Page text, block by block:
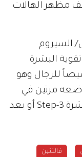
مظهر الهالات
السيروم
البشرة
للرجال وهو
ضعه مرتين في
اليوم بعد النظام الثلاثي للعناية بالبشرة 3-Step أو بعد
فالنتين